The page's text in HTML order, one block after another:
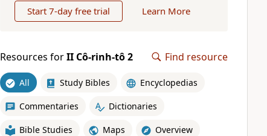
Start 7-day free trial Learn More
Resources forII Cô-rinh-tô 2 Find resource
All Study Bibles Encyclopedias
Commentaries Dictionaries
Bible Studies Maps Overview